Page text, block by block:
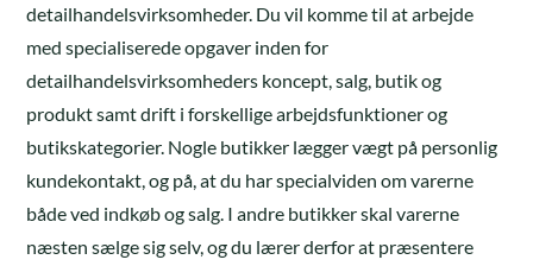
detailhandelsvirksomheder. Du vil komme til at arbejde
med specialiserede opgaver inden for
detailhandelsvirksomheders koncept, salg, butik og
produkt samt drift i forskellige arbejdsfunktioner og
butikskategorier. Nogle butikker lægger vægt på personlig
kundekontakt, og på, at du har specialviden om varerne
både ved indkøb og salg. I andre butikker skal varerne
næsten sælge sig selv, og du lærer derfor at præsentere